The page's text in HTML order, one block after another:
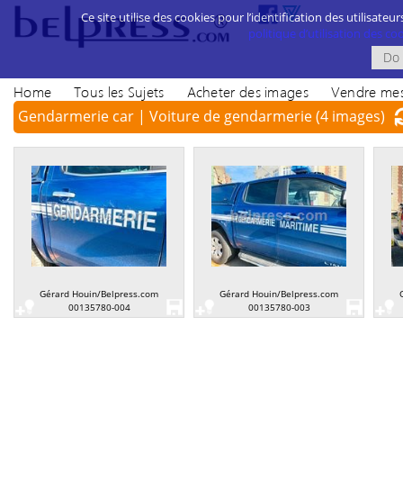
Home Tous les Sujets Acheter des images Vendre
Gendarmerie car | Voiture de gendarmerie(4 images)
Gérard Houin/Belpress.com
00135780-004
Gérard Houin/Belpress.com
00135780-003
Ce site utilise des cookies pour l’identification des
politique d’utilisation des